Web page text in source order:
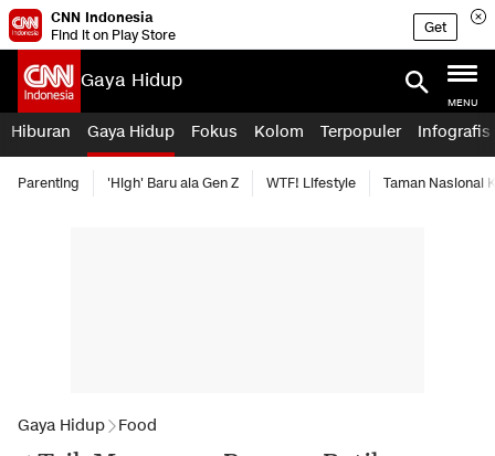
CNN Indonesia
Find it on Play Store
Get
Gaya Hidup
MENU
Hiburan Gaya Hidup Fokus Kolom Terpopuler Infografis
Parenting 'High' Baru ala Gen Z WTF! Lifestyle Taman Nasional
Gaya Hidup Food